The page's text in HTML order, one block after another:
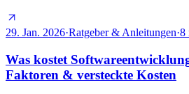
29. Jan. 2026·Ratgeber & Anleitungen·8
Was kostet
Faktoren & versteckte Kosten